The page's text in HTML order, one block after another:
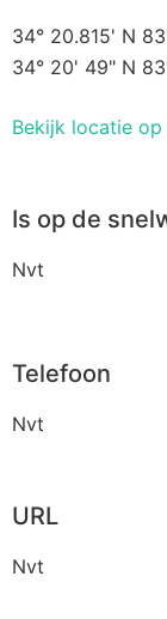
34° 20.815' N
34° 20' 49" N
Bekijk locatie
Is op de
Nvt
Telefoon
Nvt
URL
Nvt